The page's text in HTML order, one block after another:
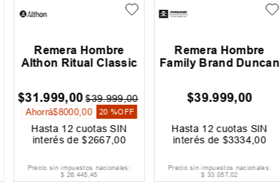
Remera Hombre
Althon Ritual Classic
$31.999,00 $39.999,00
Ahorrá$8000,00 20 %OFF
Hasta 12 cuotas SIN
interés de$2667 ,00
Precio sin impuestos nacionales:
$ 26.445,45
Remera Hombre
Family Brand Duncan
$39.999,00
Hasta 12 cuotas SIN
interés de $3334 ,00
Precio sin impuestos nacionales:
$ 33.057,02